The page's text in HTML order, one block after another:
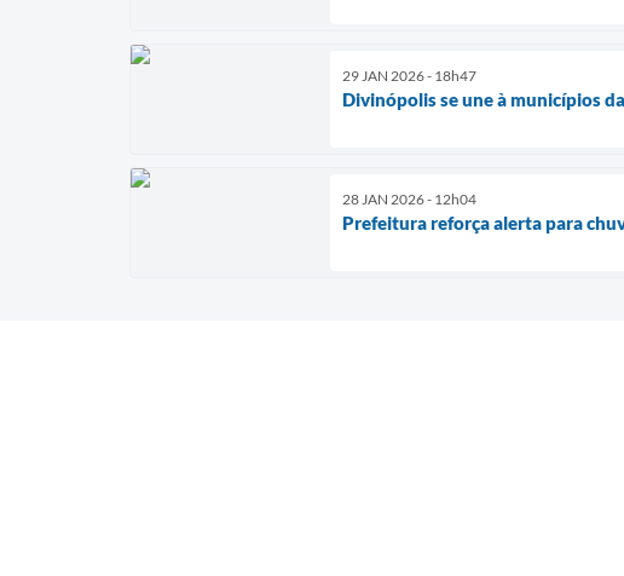
29 JAN 2026 - 18h47
Divinópolis se une à municípios
28 JAN 2026 - 12h04
Prefeitura reforça alerta para